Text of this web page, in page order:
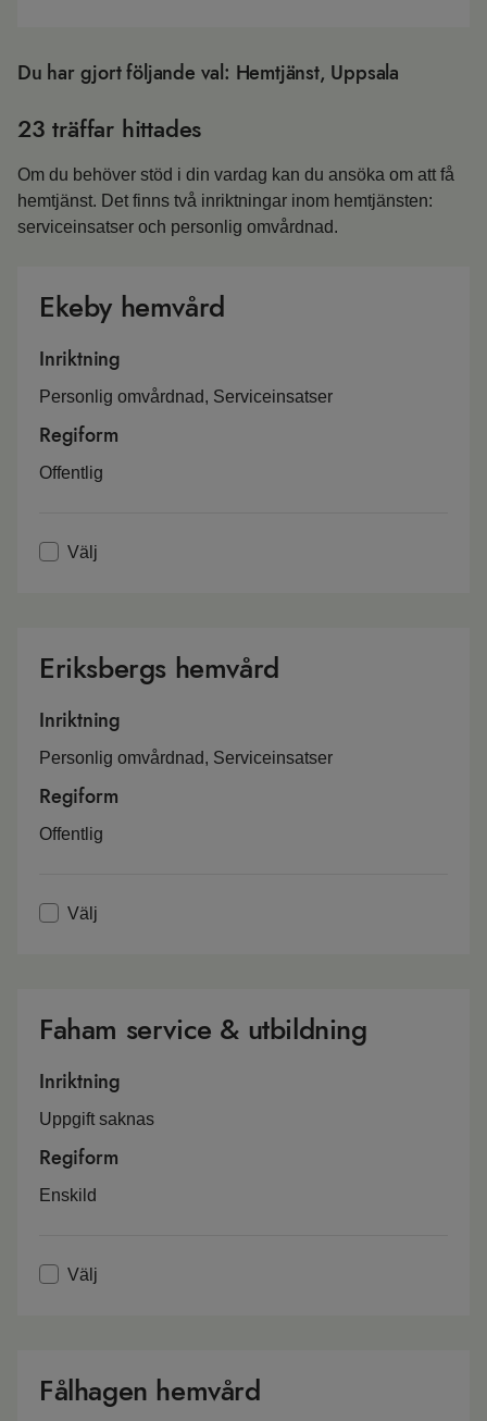
Du har gjort följande val: Hemtjänst, Uppsala
23 träffar hittades
Om du behöver stöd i din vardag kan du ansöka om att få
hemtjänst. Det finns två inriktningar inom hemtjänsten:
serviceinsatser och personlig omvårdnad.
Ekeby hemvård
Inriktning
Personlig omvårdnad, Serviceinsatser
Regiform
Offentlig
Välj
Eriksbergs hemvård
Inriktning
Personlig omvårdnad, Serviceinsatser
Regiform
Offentlig
Välj
Faham service & utbildning
Inriktning
Uppgift saknas
Regiform
Enskild
Välj
Fålhagen hemvård